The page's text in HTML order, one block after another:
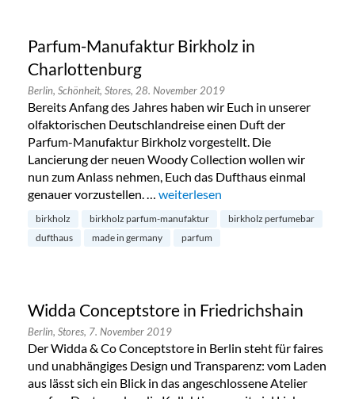
Parfum-Manufaktur Birkholz in
Charlottenburg
Berlin, Schönheit, Stores, 28. November 2019
Bereits Anfang des Jahres haben wir Euch in unserer
olfaktorischen Deutschlandreise einen Duft der
Parfum-Manufaktur Birkholz vorgestellt. Die
Lancierung der neuen Woody Collection wollen wir
nun zum Anlass nehmen, Euch das Dufthaus einmal
genauer vorzustellen. … „Parfum-Manufaktur Birkholz in
weiterlesen
birkholz birkholz parfum-manufaktur
birkholz perfumebar
dufthaus
made in germany parfum
Widda Conceptstore in Friedrichshain
Berlin, Stores, 7. November 2019
Der Widda & Co Conceptstore in Berlin steht für faires
und unabhängiges Design und Transparenz: vom Laden
aus lässt sich ein Blick in das angeschlossene Atelier